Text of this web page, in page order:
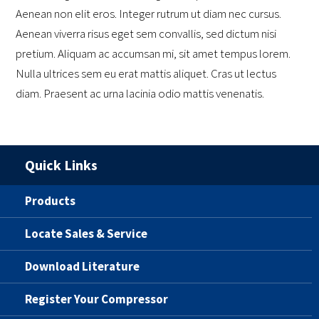
Aenean non elit eros. Integer rutrum ut diam nec cursus.
Aenean viverra risus eget sem convallis, sed dictum nisi
pretium. Aliquam ac accumsan mi, sit amet tempus lorem.
Nulla ultrices sem eu erat mattis aliquet. Cras ut lectus
diam. Praesent ac urna lacinia odio mattis venenatis.
Quick Links
Products
Locate Sales & Service
Download Literature
Register Your Compressor